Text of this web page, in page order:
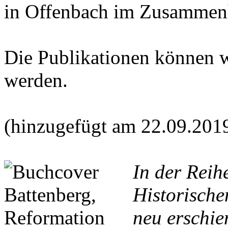
in Offenbach im
Die Publikationen können
werden.
(hinzugefügt am
In der
neu